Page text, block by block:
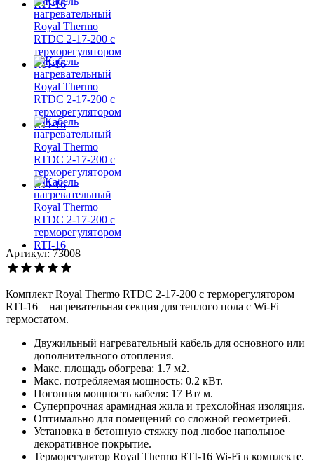
Артикул: 73008
Комплект Royal Thermo RTDC 2-17-200 с терморегулятором
RTI-16 – нагревательная секция для теплого пола с Wi-Fi
термостатом.
Двужильный нагревательный кабель для основного или
дополнительного отопления.
Макс. площадь обогрева: 1.7 м2.
Макс. потребляемая мощность: 0.2 кВт.
Погонная мощность кабеля: 17 Вт/ м.
Суперпрочная арамидная жила и трехслойная изоляция.
Оптимально для помещений со сложной геометрией.
Установка в бетонную стяжку под любое напольное
декоративное покрытие.
Терморегулятор Royal Thermo RTI-16 Wi-Fi в комплекте.